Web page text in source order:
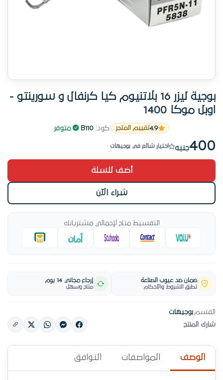
بوجية ليزر 16 بلاتنيوم كيا كرنفال و سورينتو -
اوبل موكا 1400
4.9تقييم المتجر كود: B110 متوفر
400جنيه
الطلب بيزيد على المنتج ده
اختيار شائع في بوجيهات
تم بيع 9 مؤخراً
أضف للسلة
شراء الآن
التقسيط متاح لإجمالي مشترياتك
ضمان ضد عيوب الصناعة
تطبق الشروط والأحكام
إرجاع مجاني 14 يوم
متاح وسهل
القسم:بوجيهات
شارك المنتج
الوصف المواصفات التوافق